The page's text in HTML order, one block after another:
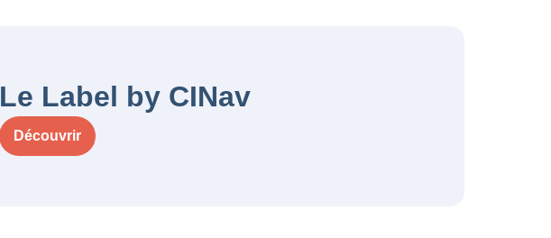
Le Label by CINav
Découvrir